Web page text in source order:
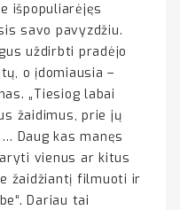
išpopuliarėjęs
savo pavyzdžiu.
uždirbti pradėjo
o įdomiausia –
„Tiesiog labai
žaidimus, prie jų
Daug kas manęs
vienus ar kitus
žaidžiantį filmuoti ir
Dariau tai